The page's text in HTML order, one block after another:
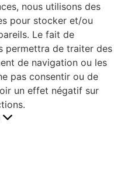
nous utilisons des
pour stocker et/ou
Le fait de
permettra de traiter des
de navigation ou les
pas consentir ou de
un effet négatif sur